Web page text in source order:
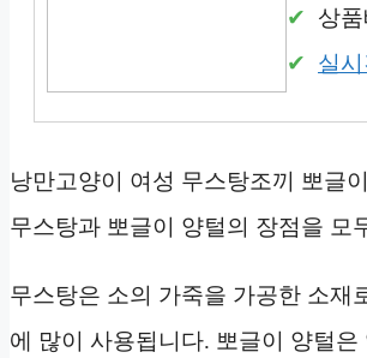
상
실
낭만고양이 여성 무스탕조끼 뽀글
무스탕과 뽀글이 양털의 장점을 모
무스탕은 소의 가죽을 가공한 소재
에 많이 사용됩니다. 뽀글이 양털